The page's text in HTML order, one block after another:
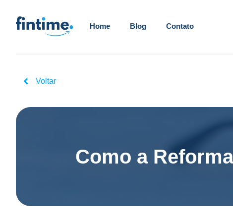
Home Blog Contato
Voltar
Como a